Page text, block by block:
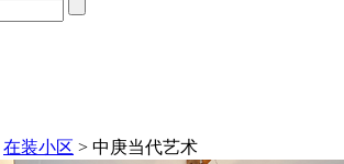
在装小区 > 中庚当代艺术